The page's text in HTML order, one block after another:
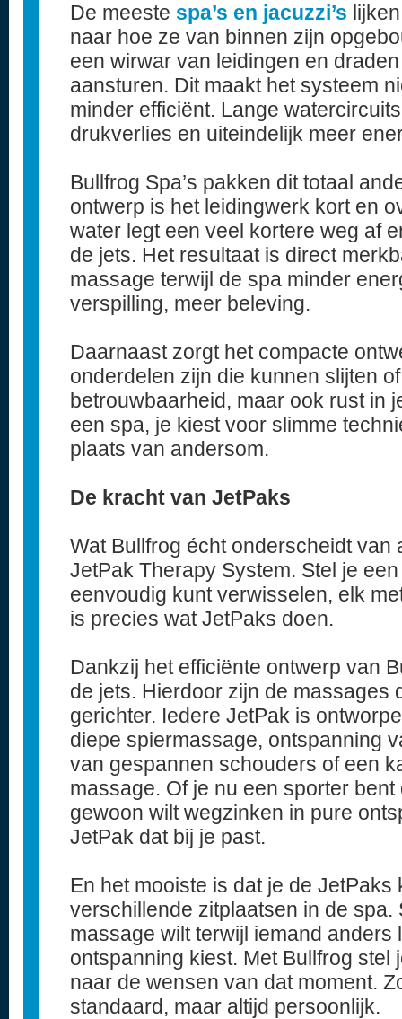
De meeste spa’s en jacuzzi’s
naar hoe ze van binnen zijn
een wirwar van leidingen en
aansturen. Dit maakt het systeem
minder efficiënt. Lange
drukverlies en uiteindelijk meer
Bullfrog Spa’s pakken dit totaal
ontwerp is het leidingwerk kort en
water legt een veel kortere weg af
de jets. Het resultaat is direct
massage terwijl de spa minder
verspilling, meer beleving.
Daarnaast zorgt het compacte
onderdelen zijn die kunnen slijten
betrouwbaarheid, maar ook rust in
een spa, je kiest voor slimme
plaats van andersom.
De kracht van JetPaks
Wat Bullfrog écht onderscheidt van
JetPak Therapy System. Stel je
eenvoudig kunt verwisselen, elk
is precies wat JetPaks doen.
Dankzij het efficiënte ontwerp van
de jets. Hierdoor zijn de massages
gerichter. Iedere JetPak is
diepe spiermassage, ontspanning
van gespannen schouders of een
massage. Of je nu een sporter
gewoon wilt wegzinken in pure
JetPak dat bij je past.
En het mooiste is dat je de
verschillende zitplaatsen in de spa.
massage wilt terwijl iemand anders
ontspanning kiest. Met Bullfrog stel
naar de wensen van dat moment.
standaard, maar altijd persoonlijk.